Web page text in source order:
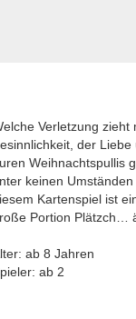
Verletzung
der
Weihnachtspullis
keinen
Kartenspiel ist
Portion Plätzch…
ab 8 Jahren
ab 2